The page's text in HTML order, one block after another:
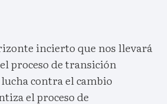
incierto que nos llevará
proceso de transición
contra el cambio
el proceso de